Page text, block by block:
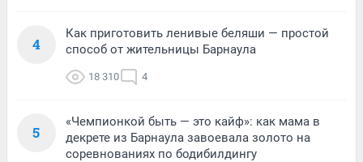
4
Как приготовить ленивые беляши — простой
способ от жительницы Барнаула
18 310 4
5
«Чемпионкой быть — это кайф»: как мама в
декрете из Барнаула завоевала золото на
соревнованиях по бодибилдингу